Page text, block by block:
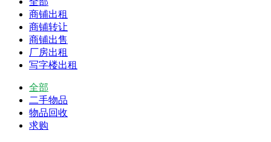
商铺出租
商铺转让
商铺出售
厂房出租
写字楼出租
全部
二手物品
物品回收
求购